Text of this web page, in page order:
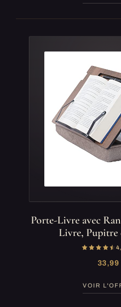
Porte-Livre avec
Livre, Pupitre
33,99
VOIR